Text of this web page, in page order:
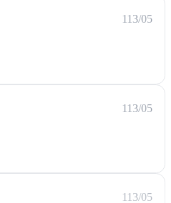
113/05
113/05
113/05